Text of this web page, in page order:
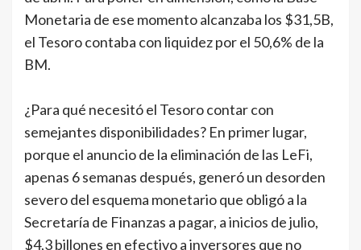
Monetaria de ese momento alcanzaba los $31,5B,
el Tesoro contaba con liquidez por el 50,6% de la
BM.
¿Para qué necesitó el Tesoro contar con
semejantes disponibilidades? En primer lugar,
porque el anuncio de la eliminación de las LeFi,
apenas 6 semanas después, generó un desorden
severo del esquema monetario que obligó a la
Secretaría de Finanzas a pagar, a inicios de julio,
$4,3 billones en efectivo a inversores que no